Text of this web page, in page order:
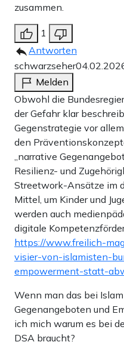
zusammen.
1
Antworten
schwarzseher
Melden
Obwohl die
der Gefahr klar
Gegenstrategie vor
den
„narrative
Resilienz- und
Streetwork-Ansätze im
Mittel, um Kinder und
werden auch
digitale
https://www.freilich-
visier-von-islamisten-
empowerment-statt-
Wenn man das bei
Gegenangeboten und
ich mich warum es bei
DSA braucht?